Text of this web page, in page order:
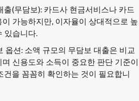
출(무담보): 카드사 현금서비스나 카드
가능하지만, 이자율이 상대적으로 높
있습니다.
옵션: 소액 규모의 무담보 대출은 비교
신용도와 소득이 중요한 판단 기준이
건을 꼼꼼히 확인하는 것이 필요합니